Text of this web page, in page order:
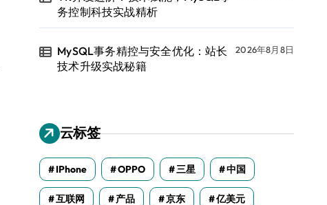
务控制科技实战精析
MySQL事务精控与安全优化：站长
技术升级实战秘籍
2026年8月8日
云标签
IPhone OPPO 三星 中国
互联网 产品 京东 亿美元